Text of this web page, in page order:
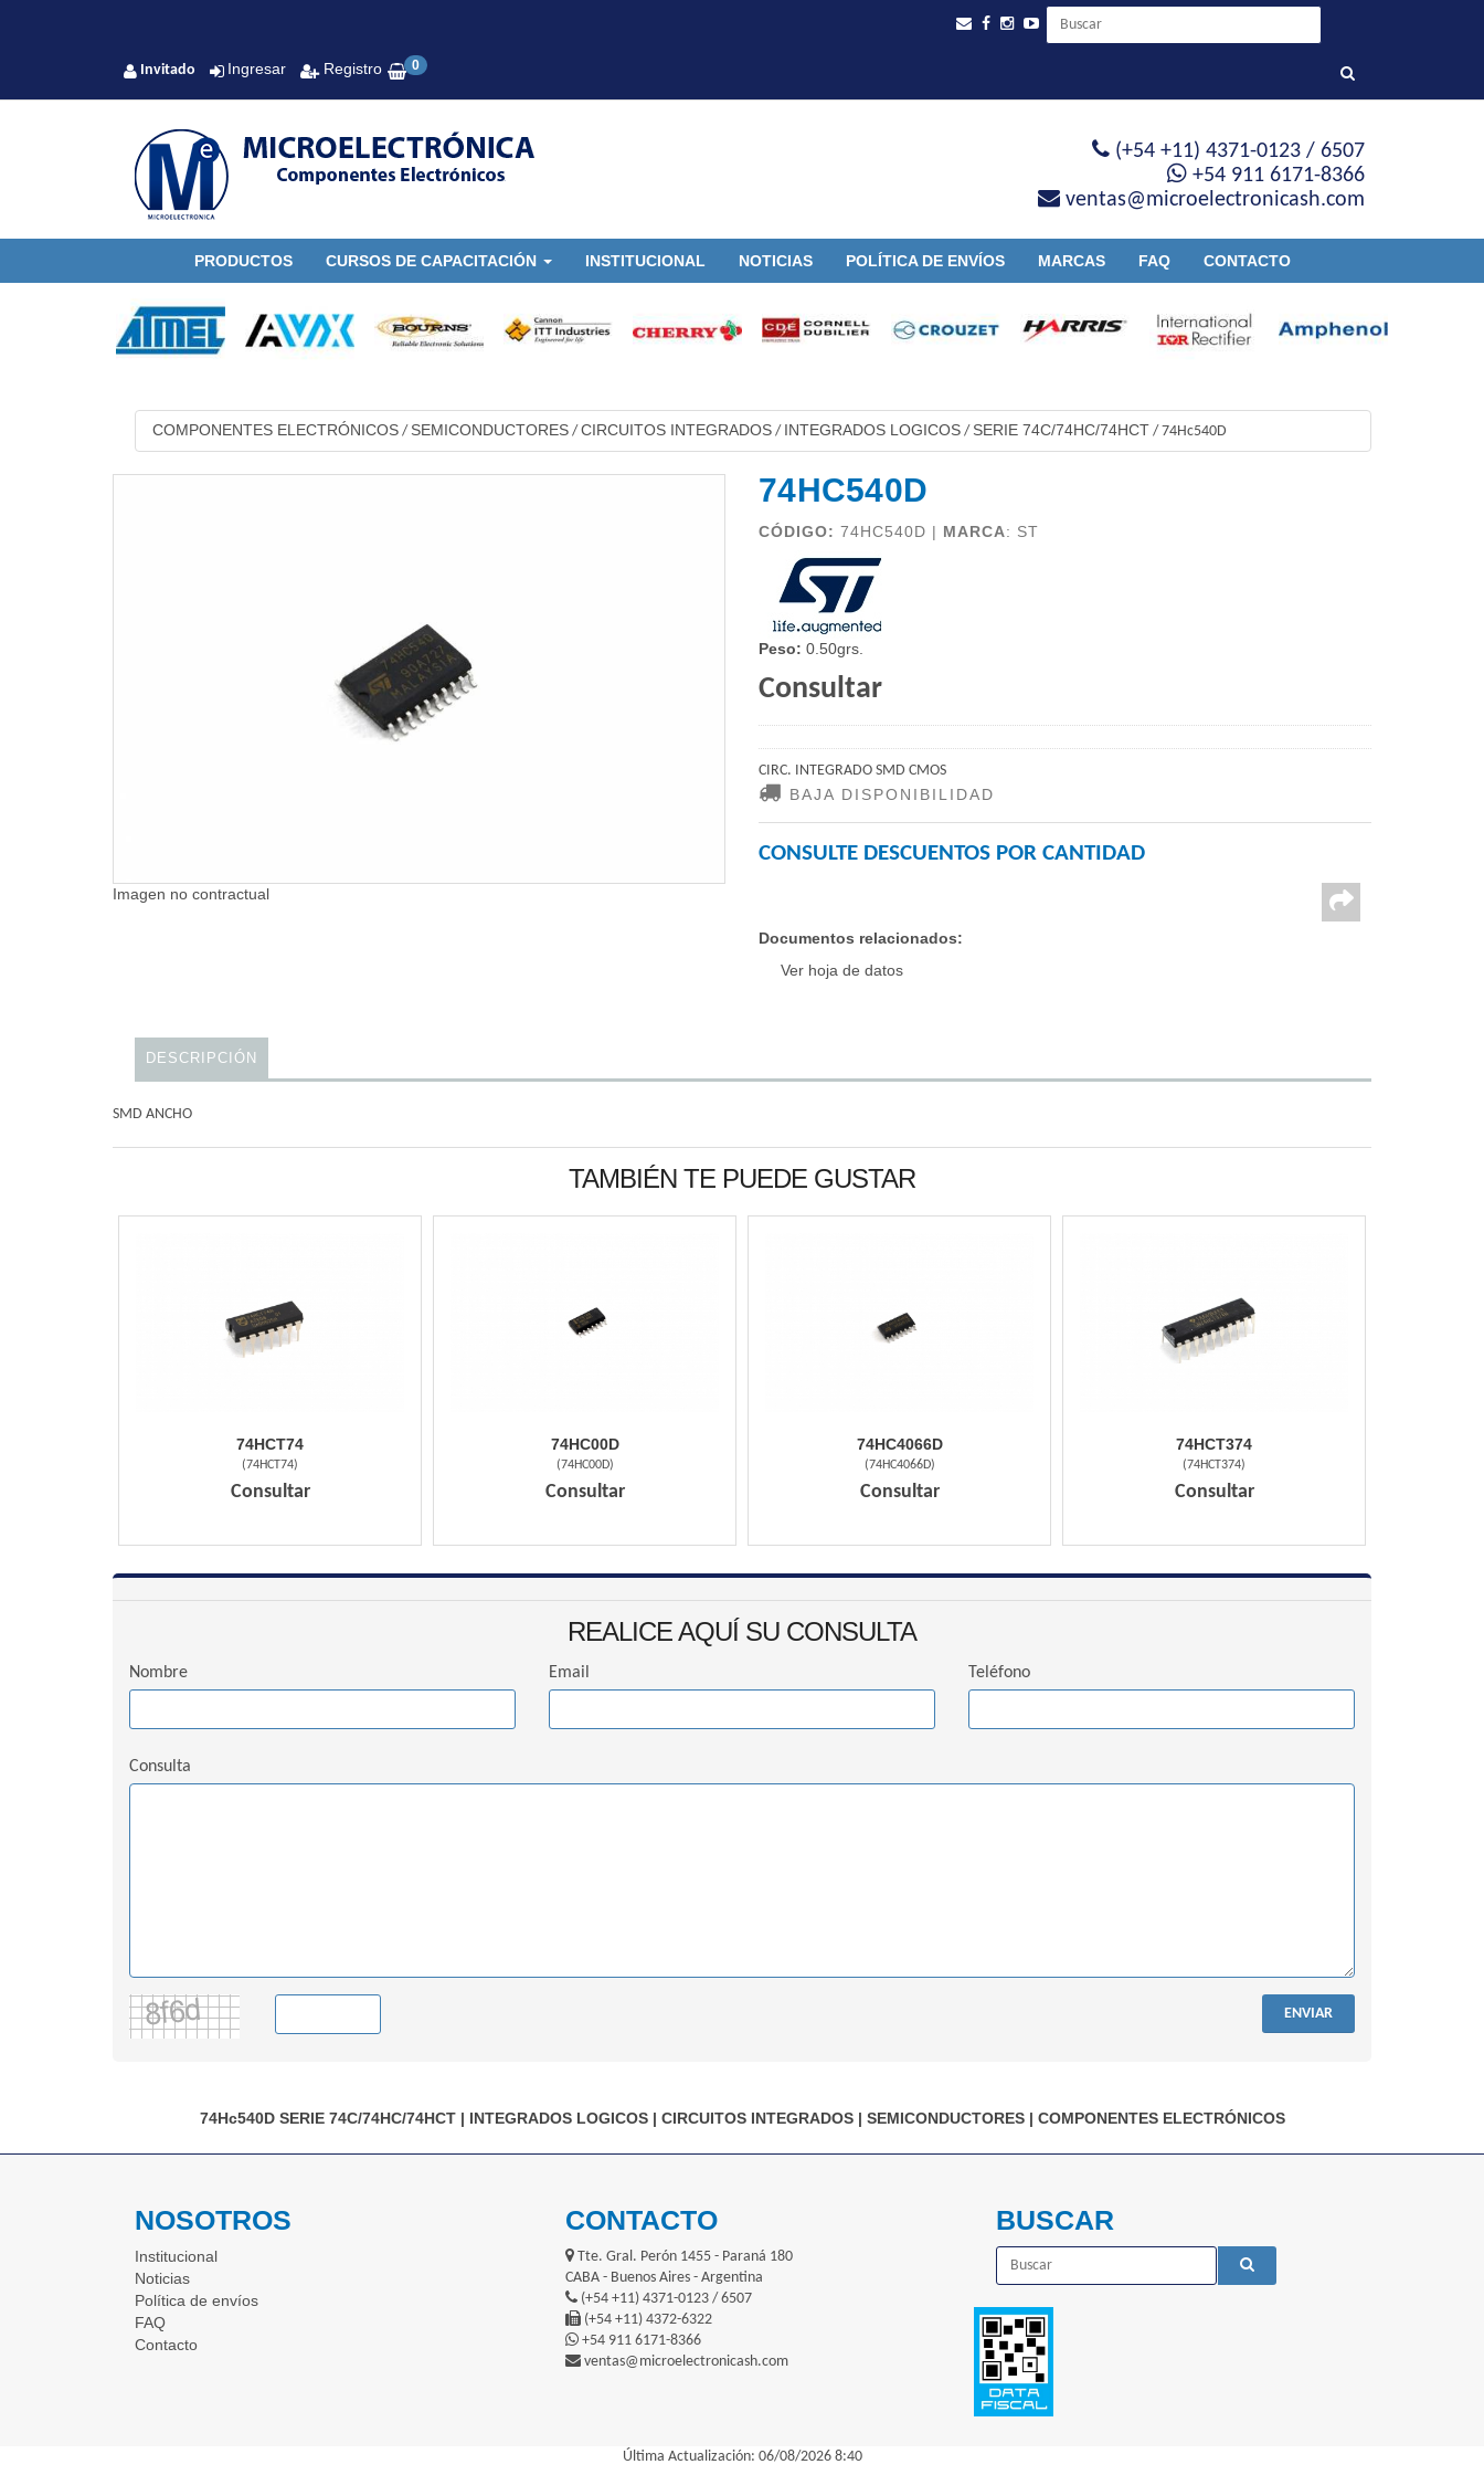
Invitado Ingresar Registro 0
PRODUCTOS CURSOS DE CAPACITACIÓN INSTITUCIONAL NOTICIAS POLÍTICA DE ENVÍOS MARCAS FAQ CONTACTO
(+54 +11) 4371-0123 / 6507
+54 911 6171-8366
ventas@microelectronicash.com
COMPONENTES ELECTRÓNICOS / SEMICONDUCTORES / CIRCUITOS INTEGRADOS / INTEGRADOS LOGICOS / SERIE 74C/74HC/74HCT / 74Hc540D
Imagen no contractual
74HC540D
CÓDIGO: 74HC540D | MARCA: ST
Peso: 0.50grs.
Consultar
CIRC. INTEGRADO SMD CMOS
BAJA DISPONIBILIDAD
CONSULTE DESCUENTOS POR CANTIDAD
Documentos relacionados:
Ver hoja de datos
DESCRIPCIÓN
SMD ANCHO
TAMBIÉN TE PUEDE GUSTAR
74HCT74
(74HCT74)
Consultar
74HC00D
(74HC00D)
Consultar
74HC4066D
(74HC4066D)
Consultar
74HCT374
(74HCT374)
Consultar
REALICE AQUÍ SU CONSULTA
Nombre Email Teléfono
Consulta
ENVIAR
74Hc540D SERIE 74C/74HC/74HCT| INTEGRADOS LOGICOS| CIRCUITOS INTEGRADOS| SEMICONDUCTORES| COMPONENTES ELECTRÓNICOS
NOSOTROS
Institucional
Noticias
Política de envíos
FAQ
Contacto
CONTACTO
Tte. Gral. Perón 1455 - Paraná 180
CABA - Buenos Aires - Argentina
(+54 +11) 4371-0123 / 6507
(+54 +11) 4372-6322
+54 911 6171-8366
ventas@microelectronicash.com
BUSCAR
Última Actualización: 06/08/2026 8:40